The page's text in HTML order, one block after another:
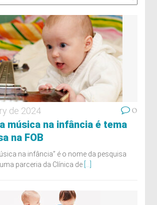
de 2024 0
música na infância é tema
na FOB
na infância” é o nome da pesquisa
parceria da Clínica de